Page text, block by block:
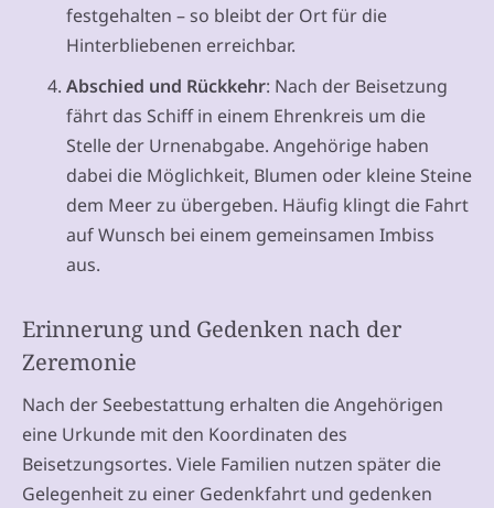
festgehalten – so bleibt der Ort für die
Hinterbliebenen erreichbar.
Abschied und Rückkehr: Nach der Beisetzung
fährt das Schiff in einem Ehrenkreis um die
Stelle der Urnenabgabe. Angehörige haben
dabei die Möglichkeit, Blumen oder kleine Steine
dem Meer zu übergeben. Häufig klingt die Fahrt
auf Wunsch bei einem gemeinsamen Imbiss
aus.
Erinnerung und Gedenken nach der
Zeremonie
Nach der Seebestattung erhalten die Angehörigen
eine Urkunde mit den Koordinaten des
Beisetzungsortes. Viele Familien nutzen später die
Gelegenheit zu einer Gedenkfahrt und gedenken